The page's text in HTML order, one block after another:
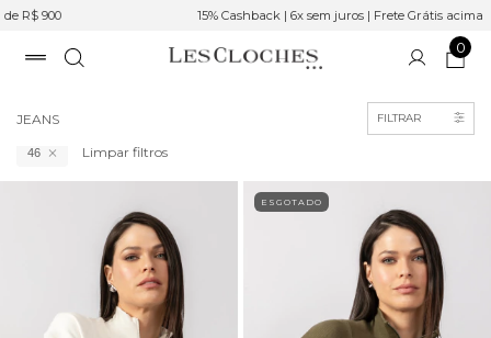
15% Cashback | 6x sem juros | Frete Grátis acima de R$ 900
0
Início
JEANS FILTRAR
46 Limpar filtros
ESGOTADO